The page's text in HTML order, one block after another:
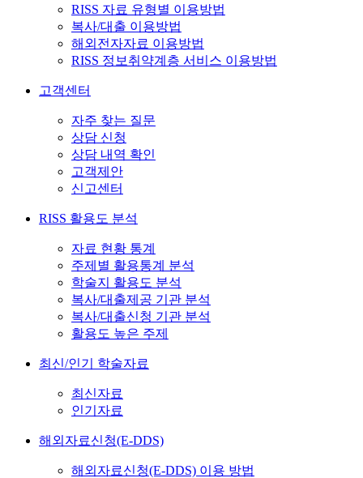
RISS 자료 유형별 이용방법
복사/대출 이용방법
해외전자자료 이용방법
RISS 정보취약계층 서비스 이용방법
고객센터
자주 찾는 질문
상담 신청
상담 내역 확인
고객제안
신고센터
RISS 활용도 분석
자료 현황 통계
주제별 활용통계 분석
학술지 활용도 분석
복사/대출제공 기관 분석
복사/대출신청 기관 분석
활용도 높은 주제
최신/인기 학술자료
최신자료
인기자료
해외자료신청(E-DDS)
해외자료신청(E-DDS) 이용 방법